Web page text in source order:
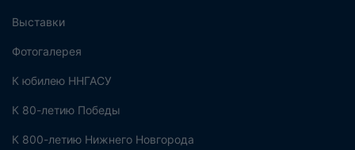
Выставки
Фотогалерея
К юбилею ННГАСУ
К 80-летию Победы
К 800-летию Нижнего Новгорода